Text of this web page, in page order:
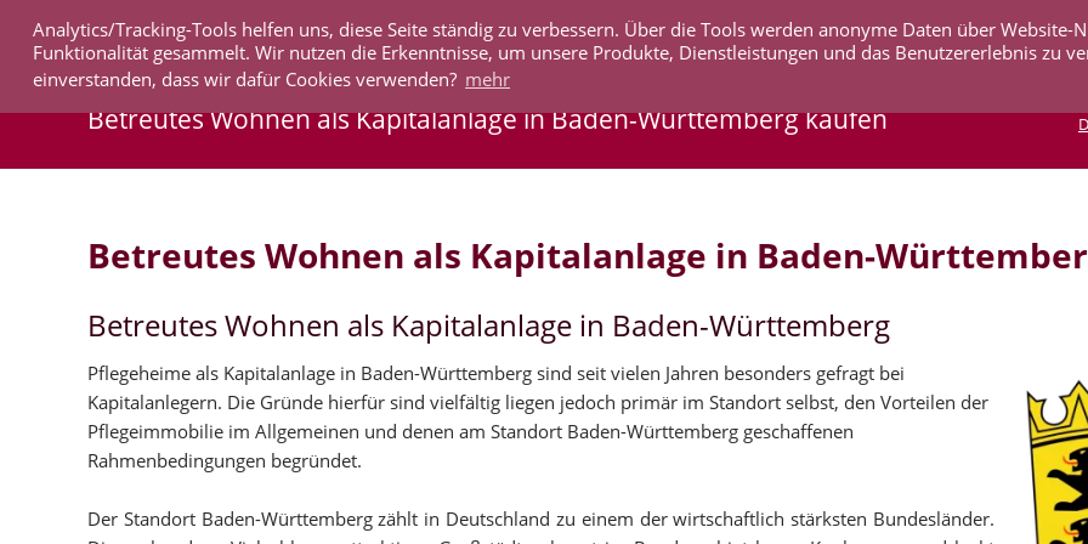
Analytics/Tracking-Tools helfen uns, diese Seite ständig zu verbessern. Über die Tools werden anonyme Daten über Website-
Funktionalität gesammelt. Wir nutzen die Erkenntnisse, um unsere Produkte, Dienstleistungen und das Benutzererlebnis zu
einverstanden, dass wir dafür Cookies verwenden? mehr
IMMOBILIEN AKTUELLES UNTERNEHMEN SERVICE
Betreutes Wohnen als Kapitalanlage in Baden-Württemberg kaufen
Betreutes Wohnen als Kapitalanlage in Baden-
Betreutes Wohnen als Kapitalanlage in Baden-Württemberg
Pflegeheime als Kapitalanlage in Baden-Württemberg sind seit vielen Jahren besonders gefragt bei
Kapitalanlegern. Die Gründe hierfür sind vielfältig liegen jedoch primär im Standort selbst, den Vorteilen der
Pflegeimmobilie im Allgemeinen und denen am Standort Baden-Württemberg geschaffenen
Rahmenbedingungen begründet.
Der Standort Baden-Württemberg zählt in Deutschland zu einem der wirtschaftlich stärksten Bundesländer.